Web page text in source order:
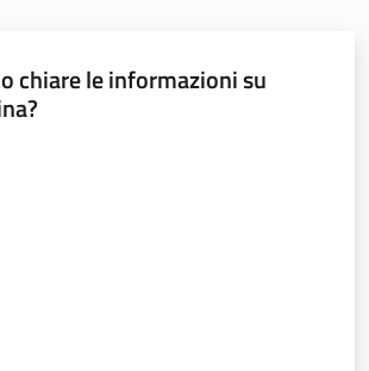
chiare le informazioni su